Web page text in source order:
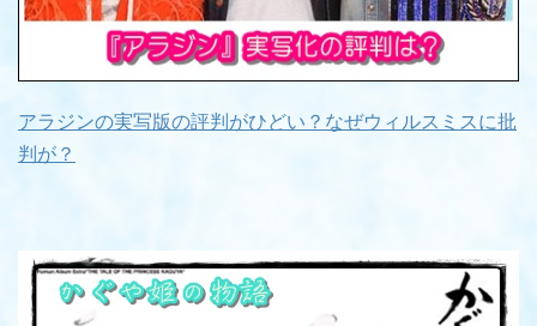
アラジンの実写版の評判がひどい？なぜウィルスミスに批
判が？